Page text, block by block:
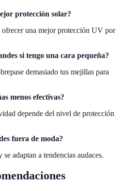
protección solar?
ofrecer una mejor protección UV por
si tengo una cara pequeña?
demasiado tus mejillas para
menos efectivas?
depende del nivel de protección
fuera de moda?
adaptan a tendencias audaces.